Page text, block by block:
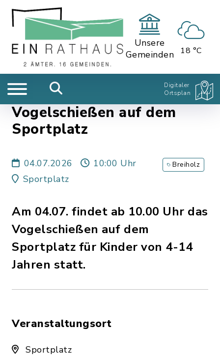
Unsere
Gemeinden
18 °C
Digitaler
Ortsplan
Vogelschießen auf dem
Sportplatz
04.07.2026
10:00 Uhr
Sportplatz
Breiholz
Am 04.07. findet ab 10.00 Uhr das
Vogelschießen auf dem
Sportplatz für Kinder von 4-14
Jahren statt.
Veranstaltungsort
Sportplatz